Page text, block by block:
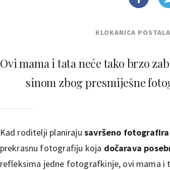
KLOKANICA POSTALA
Ovi mama i tata neće tako brzo
sinom zbog presmiješne
Kad roditelji planiraju savršeno
prekrasnu fotografiju koja dočarava
refleksima jedne fotografkinje, ovi mama i